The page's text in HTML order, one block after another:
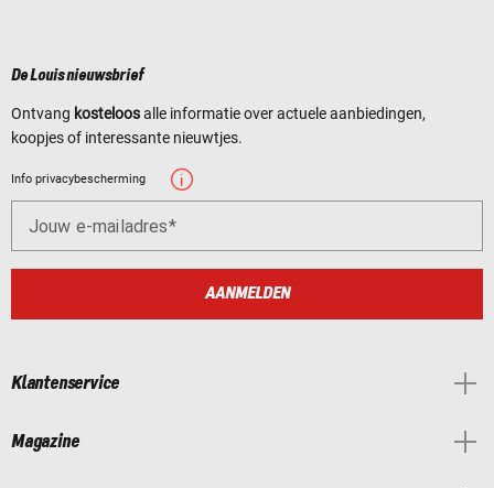
De Louis nieuwsbrief
Ontvang kosteloosalle informatie over actuele aanbiedingen,
koopjes of interessante nieuwtjes.
Info privacybescherming
Jouw e-mailadres
AANMELDEN
Klantenservice
Magazine